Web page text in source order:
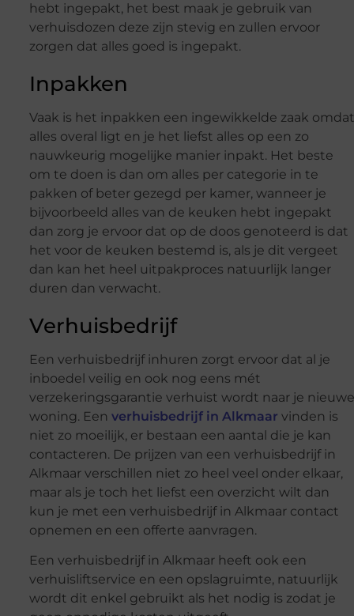
hebt ingepakt, het best maak je gebruik van
verhuisdozen deze zijn stevig en zullen ervoor
zorgen dat alles goed is ingepakt.
Inpakken
Vaak is het inpakken een ingewikkelde zaak omdat
alles overal ligt en je het liefst alles op een zo
nauwkeurig mogelijke manier inpakt. Het beste
om te doen is dan om alles per categorie in te
pakken of beter gezegd per kamer, wanneer je
bijvoorbeeld alles van de keuken hebt ingepakt
dan zorg je ervoor dat op de doos genoteerd is dat
het voor de keuken bestemd is, als je dit vergeet
dan kan het heel uitpakproces natuurlijk langer
duren dan verwacht.
Verhuisbedrijf
Een verhuisbedrijf inhuren zorgt ervoor dat al je
inboedel veilig en ook nog eens mét
verzekeringsgarantie verhuist wordt naar je nieuwe
woning. Een verhuisbedrijf in Alkmaar vinden is
niet zo moeilijk, er bestaan een aantal die je kan
contacteren. De prijzen van een verhuisbedrijf in
Alkmaar verschillen niet zo heel veel onder elkaar,
maar als je toch het liefst een overzicht wilt dan
kun je met een verhuisbedrijf in Alkmaar contact
opnemen en een offerte aanvragen.
Een verhuisbedrijf in Alkmaar heeft ook een
verhuisliftservice en een opslagruimte, natuurlijk
wordt dit enkel gebruikt als het nodig is zodat je